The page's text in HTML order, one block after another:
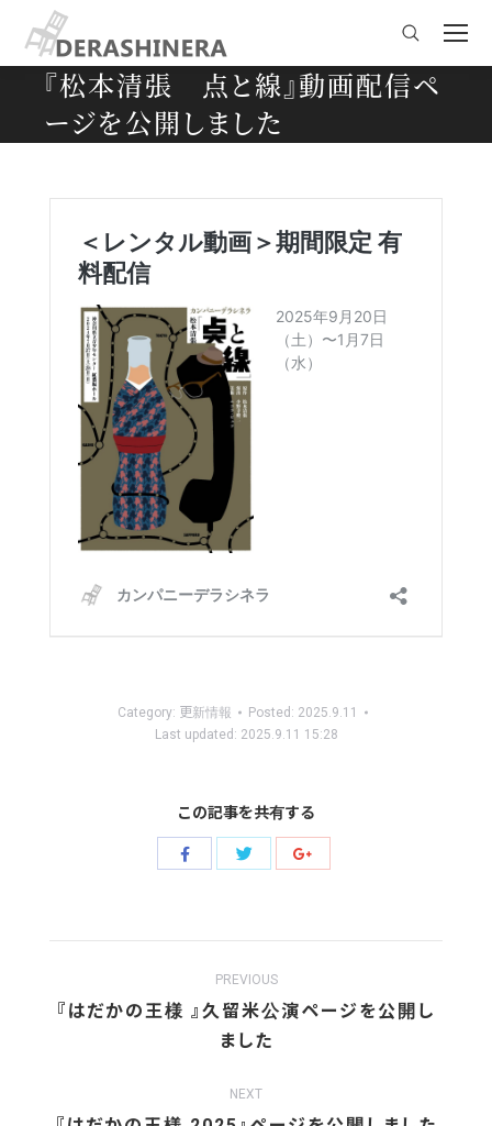
Search:
『松本清張 点と線』動画配信ペ
ージを公開しました
Category: 更新情報 Posted: 2025.9.11
Last updated: 2025.9.11 15:28
この記事を共有する
Share
Share
navigation
PREVIOUS
Previous
post:
『はだかの王様 』久留米公演ページを公開し
ました
NEXT